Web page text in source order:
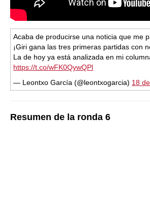
Acaba de producirse una noticia que me
¡Giri gana las tres primeras partidas con
La de hoy ya está analizada en mi
https://t.co/wFK0QywQPl
— Leontxo García (@leontxogarcia) 18
Resumen de la ronda 6